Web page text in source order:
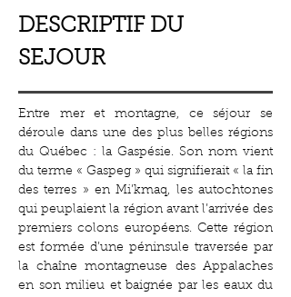
DESCRIPTIF DU
SEJOUR
Entre mer et montagne, ce séjour se
déroule dans une des plus belles régions
du Québec : la Gaspésie. Son nom vient
du terme « Gaspeg » qui signifierait « la fin
des terres » en Mi’kmaq, les autochtones
qui peuplaient la région avant l’arrivée des
premiers colons européens. Cette région
est formée d’une péninsule traversée par
la chaîne montagneuse des Appalaches
en son milieu et baignée par les eaux du